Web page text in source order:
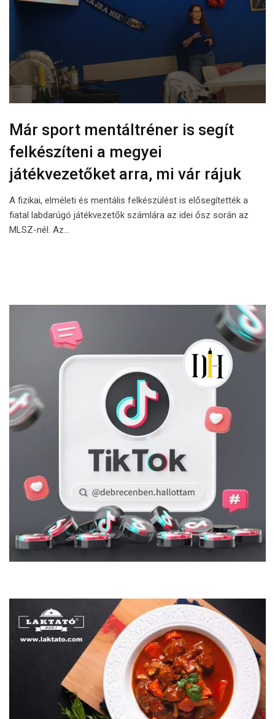
Már sport mentáltréner is segít
felkészíteni a megyei
játékvezetőket arra, mi vár rájuk
A fizikai, elméleti és mentális felkészülést is elősegítették a
fiatal labdarúgó játékvezetők számlára az idei ősz során az
MLSZ-nél. Az…